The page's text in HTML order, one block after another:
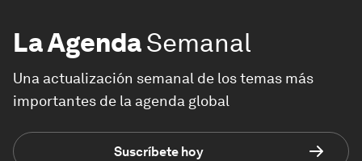
La AgendaSemanal
Una actualización semanal de los temas más
importantes de la agenda global
Suscríbete hoy